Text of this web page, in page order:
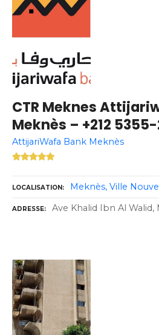
CTR Meknes
Meknès – +212
AttijariWafa Bank Meknès
LOCALISATION Meknès Ville
ADRESSE Ave Khalid Ibn Al